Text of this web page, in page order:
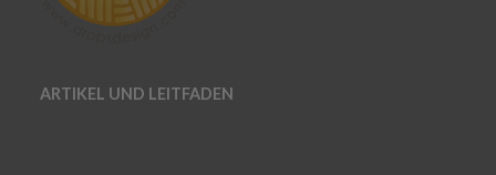
ARTIKEL UND LEITFADEN